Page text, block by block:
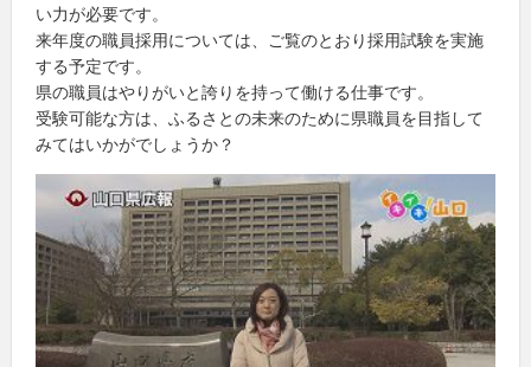
い力が必要です。
来年度の職員採用については、ご覧のとおり採用試験を実施
する予定です。
県の職員はやりがいと誇りを持って働ける仕事です。
受験可能な方は、ふるさとの未来のために県職員を目指して
みてはいかがでしょうか？